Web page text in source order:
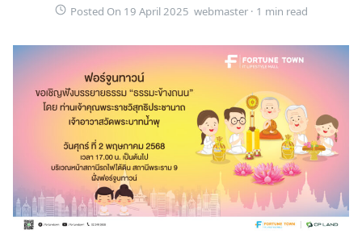
EnglishPosted On 19 April 2025 webmaster ·